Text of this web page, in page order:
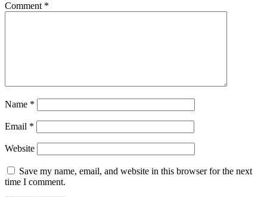
Comment *
Name *
Email *
Website
Save my name, email, and website in this browser for the next
time I comment.